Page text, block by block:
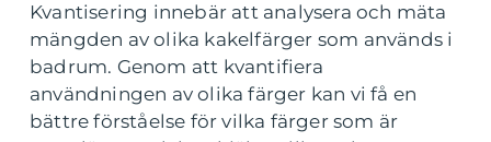
Kvantisering innebär att analysera och mäta
mängden av olika kakelfärger som används i
badrum. Genom att kvantifiera
användningen av olika färger kan vi få en
bättre förståelse för vilka färger som är